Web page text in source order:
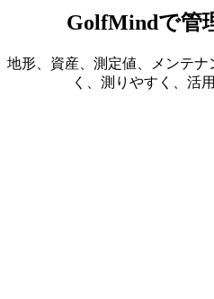
GolfMindで管
地形、資産、測定値、メンテ
く、測りやすく、活